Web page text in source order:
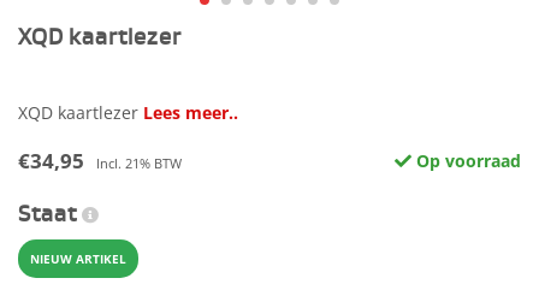
XQD kaartlezer
XQD kaartlezer Lees meer..
€34,95 Incl. 21% BTW Op voorraad
Staat
NIEUW ARTIKEL